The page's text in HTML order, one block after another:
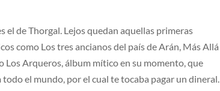
el de Thorgal. Lejos quedan aquellas primeras
como Los tres ancianos del país de Arán, Más Allá
Los Arqueros, álbum mítico en su momento, que
el mundo, por el cual te tocaba pagar un dineral.